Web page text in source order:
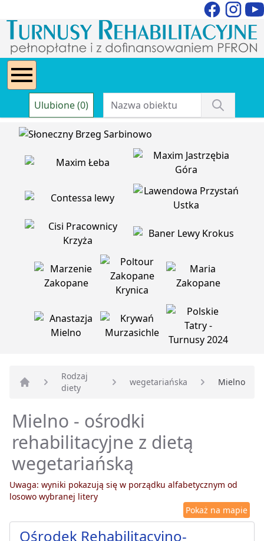
Ulubione (0)
Strona główna
Rodzaj
diety
wegetariańska Mielno
Mielno - ośrodki
rehabilitacyjne z dietą
wegetariańską
Uwaga: wyniki pokazują się w porządku alfabetycznym od
losowo wybranej litery
Pokaż na mapie
Ośrodek Rehabilitacyjno-